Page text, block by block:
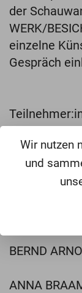
der
WERK/
einzelne
Gespräch
BEATE
BERND
ANNA
Wir nutzen
und